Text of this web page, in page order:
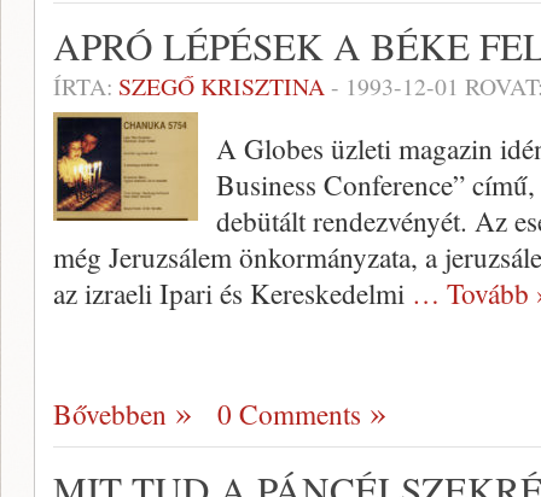
APRÓ LÉPÉSEK A BÉKE
ÍRTA: SZEGŐ KRISZTINA- 1993-12-01
A Globes üzleti magazin
Business Conference”
debütált rendezvényét. Az
még Jeruzsálem önkormányzata, a
az izraeli Ipari és Kereskedelmi … Tovább
Bővebben 0 Comments